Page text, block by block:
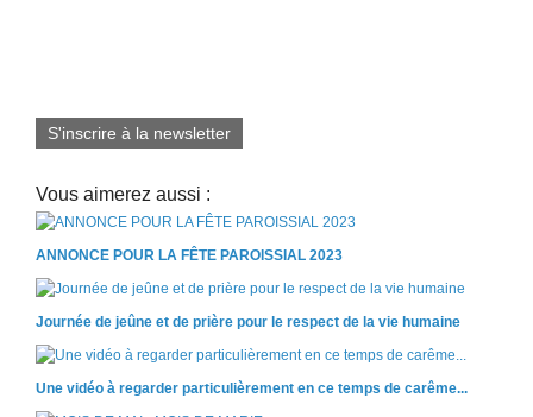
S'inscrire à la newsletter
Vous aimerez aussi :
ANNONCE POUR LA FÊTE PAROISSIAL 2023
Journée de jeûne et de prière pour le respect de la vie humaine
Une vidéo à regarder particulièrement en ce temps de carême...